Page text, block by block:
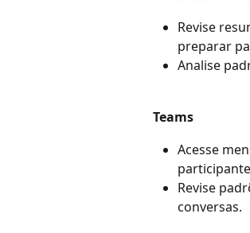
Revise
preparar
Analise
Teams
Acesse
Revise
conversas.